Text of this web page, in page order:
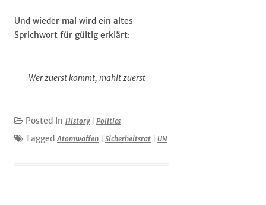
Und wieder mal wird ein altes
Sprichwort für gültig erklärt:
Wer zuerst kommt, mahlt zuerst
Posted In History Politics
TaggedAtomwaffen Sicherheitsrat UN